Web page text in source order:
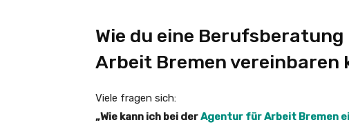
Wie du eine
Arbeit Bremen vereinbaren
Viele fragen sich:
„Wie kann ich bei derAgentur für Arbeit Bremen